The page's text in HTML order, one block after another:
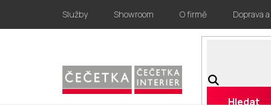
obsah
Služby Showroom O firmě Doprava
Hledat